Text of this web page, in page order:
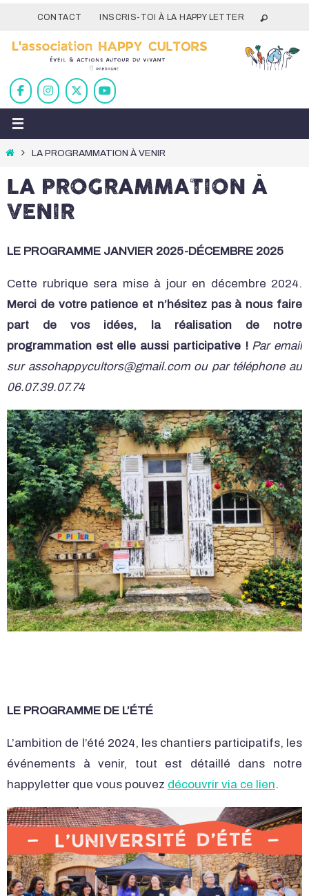
vers
contenu
CONTACT INSCRIS-TOI À LA HAPPY LETTER
HomeLA PROGRAMMATION À VENIR
LA PROGRAMMATION À
VENIR
LE PROGRAMME JANVIER 2025-DÉCEMBRE 2025
Cette rubrique sera mise à jour en décembre 2024.
Merci de votre patience et n’hésitez pas à nous faire
part de vos idées, la réalisation de notre
programmation est elle aussi participative ! Par email
sur assohappycultors@gmail.com ou par téléphone au
06.07.39.07.74
LE PROGRAMME DE L’ÉTÉ
L’ambition de l’été 2024, les chantiers participatifs, les
événements à venir, tout est détaillé dans notre
happyletter que vous pouvez découvrir via ce lien.